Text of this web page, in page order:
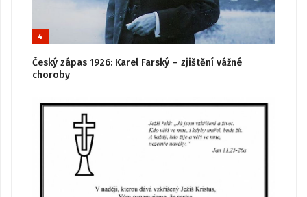
4
Český zápas 1926: Karel Farský – zjištění vážné
choroby